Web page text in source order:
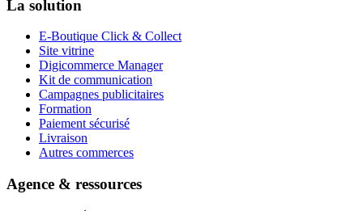
La solution
E-Boutique Click & Collect
Site vitrine
Digicommerce Manager
Kit de communication
Campagnes publicitaires
Formation
Paiement sécurisé
Livraison
Autres commerces
Agence & ressources